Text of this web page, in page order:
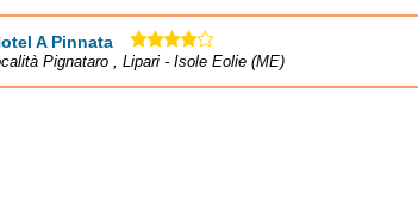
A Pinnata
Pignataro , Lipari - Isole Eolie (ME)